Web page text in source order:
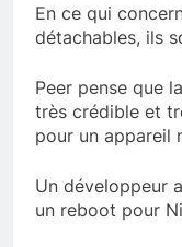
En ce qui
détachables, ils
Peer pense que
très crédible et
pour un appareil
Un développeur
un reboot pour